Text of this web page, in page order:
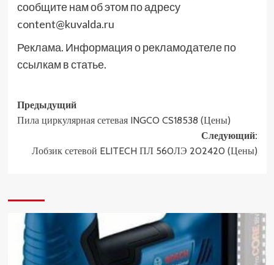
сообщите нам об этом по адресу
content@kuvalda.ru
Реклама. Информация о рекламодателе по
ссылкам в статье.
Навигация
записи
Предыдущий
Пила циркулярная сетевая INGCO CS18538 (Цены)
Следующий:
Лобзик сетевой ELITECH ПЛ 560ЛЭ 202420 (Цены)